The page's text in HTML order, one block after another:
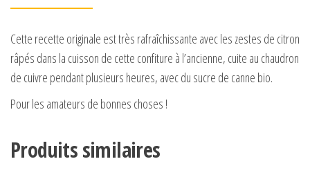
Cette recette originale est très rafraîchissante avec les zestes de citron
râpés dans la cuisson de cette confiture à l’ancienne, cuite au chaudron
de cuivre pendant plusieurs heures, avec du sucre de canne bio.
Pour les amateurs de bonnes choses !
Produits similaires